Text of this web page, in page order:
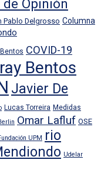
Opinión
Pablo Delgrosso Columna
COVID-19
Bentos
Javier De
Lucas Torreira Medidas
Omar Lafluf OSE
UPM
rio
Udelar